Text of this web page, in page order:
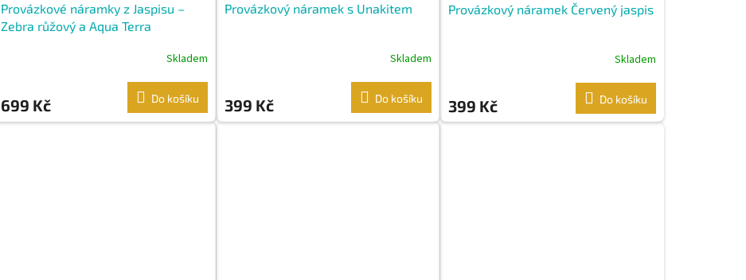
Provázkové náramky z Jaspisu –
Zebra růžový a Aqua Terra
Skladem
699 Kč Do košíku
Provázkový náramek s Unakitem
Skladem
399 Kč Do košíku
Provázkový náramek Červený jaspis
Skladem
399 Kč Do košíku